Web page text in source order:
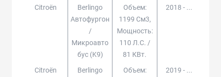
Citroën
Berlingo
Автофургон
/
Микроавто
Бус (k9)
Объем:
1199 См3,
Мощность:
110 Л.с. /
81 КВт.
2018 - ...
Citroën
Berlingo
Объем:
2019 - ...